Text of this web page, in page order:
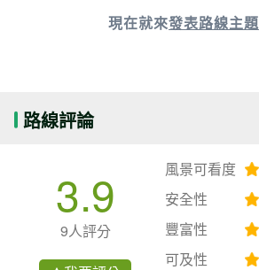
現在就來發表路線主題
路線評論
3.9
9人評分
風景可看度
安全性
豐富性
可及性